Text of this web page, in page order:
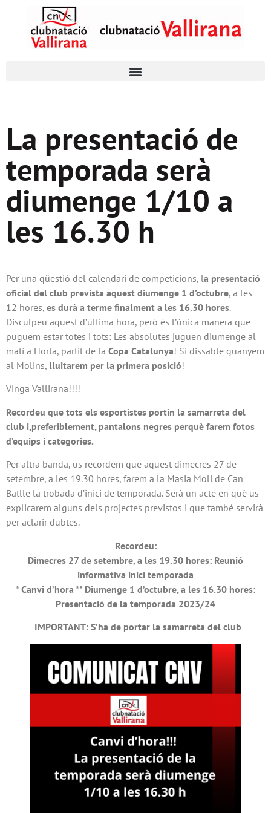
La presentació de
temporada serà
diumenge 1/10 a
les 16.30 h
Per una qüestió del calendari de competicions, la presentació
oficial del club prevista aquest diumenge 1 d’octubre, a les
12 hores, es durà a terme finalment a les 16.30 hores.
Disculpeu aquest d’última hora, però és l’única manera que
puguem estar totes i tots: Les absolutes juguen diumenge al
matí a Horta, partit de la Copa Catalunya! Si dissabte guanyem
al Molins, lluitarem per la primera posició!
Vinga Vallirana!!!!
Recordeu que tots els esportistes portin la samarreta del
club i,preferiblement, pantalons negres perquè farem fotos
d’equips i categories.
Per altra banda, us recordem que aquest dimecres 27 de
setembre, a les 19.30 hores, farem a la Masia Molí de Can
Batlle la trobada d’inici de temporada. Serà un acte en què us
explicarem alguns dels projectes previstos i que també servirà
per aclarir dubtes.
Recordeu:
Dimecres 27 de setembre, a les 19.30 hores: Reunió
informativa inici temporada
* Canvi d’hora ** Diumenge 1 d’octubre, a les 16.30 hores:
Presentació de la temporada 2023/24
IMPORTANT: S’ha de portar la samarreta del club